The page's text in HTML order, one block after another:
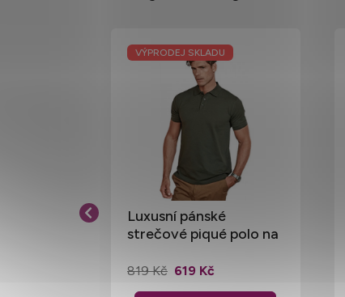
VÝPRODEJ SKLADU
Luxusní pánské
strečové piqué polo na
619 Kč
819 Kč